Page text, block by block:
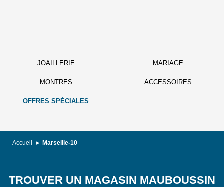
JOAILLERIE MARIAGE
MONTRES ACCESSOIRES
OFFRES SPÉCIALES
Accueil Marseille-10
TROUVER UN MAGASIN MAUBOUSSIN